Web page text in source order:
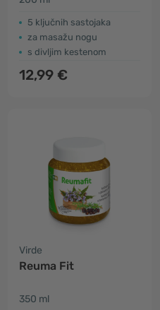
5 ključnih sastojaka
za masažu nogu
s divljim kestenom
12,99 €
Virde
Reuma Fit
350 ml